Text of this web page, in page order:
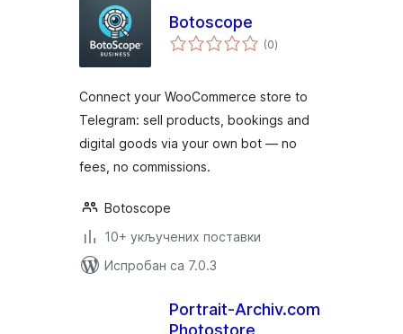
Botoscope
(0укупних
оцена
)
Connect your WooCommerce store to
Telegram: sell products, bookings and
digital goods via your own bot — no
fees, no commissions.
Botoscope
10+ укључених поставки
Испробан са 7.0.3
Portrait-Archiv.com
Photostore